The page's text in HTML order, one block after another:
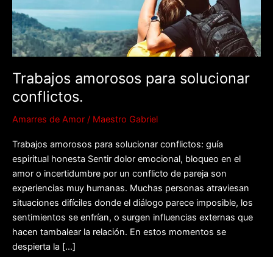
Trabajos amorosos para solucionar
conflictos.
Amarres de Amor / Maestro Gabriel
Trabajos amorosos para solucionar conflictos: guía
espiritual honesta Sentir dolor emocional, bloqueo en el
amor o incertidumbre por un conflicto de pareja son
experiencias muy humanas. Muchas personas atraviesan
situaciones difíciles donde el diálogo parece imposible, los
sentimientos se enfrían, o surgen influencias externas que
hacen tambalear la relación. En estos momentos se
despierta la […]